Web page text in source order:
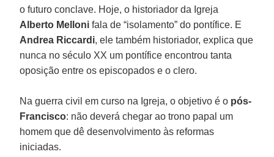
o futuro conclave. Hoje, o historiador da Igreja
Alberto Melloni fala de “isolamento” do pontífice. E
Andrea Riccardi, ele também historiador, explica que
nunca no século XX um pontífice encontrou tanta
oposição entre os episcopados e o clero.
Na guerra civil em curso na Igreja, o objetivo é o pós-
Francisco: não deverá chegar ao trono papal um
homem que dê desenvolvimento às reformas
iniciadas.